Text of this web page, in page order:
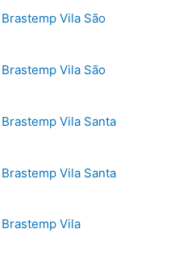
Vila São
Vila São
Vila Santa
Vila Santa
Vila